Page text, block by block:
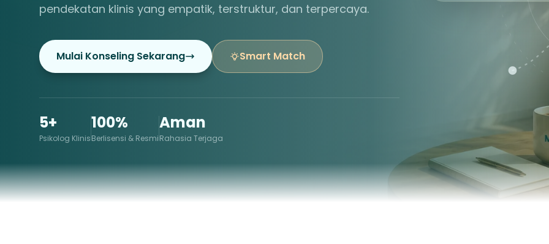
pendekatan klinis yang empatik, terstruktur, dan terpercaya.
Mulai Konseling Sekarang Smart Match
5+
Psikolog Klinis
100%
Berlisensi & Resmi
Aman
Rahasia Terjaga